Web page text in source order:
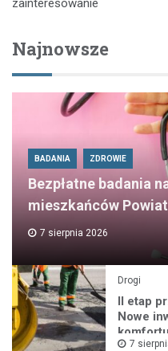
zainteresowanie
Najnowsze
BADANIA ZDROWIE
Bezpłatne badania
mieszkańców
7 sierpnia 2026
Drogi
II etap
Nowe
komfortu
7